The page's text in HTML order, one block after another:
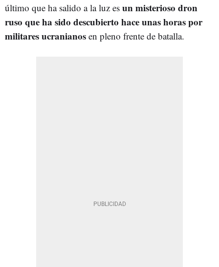
último que ha salido a la luz es un misterioso dron
ruso que ha sido descubierto hace unas horas por
militares ucranianos en pleno frente de batalla.